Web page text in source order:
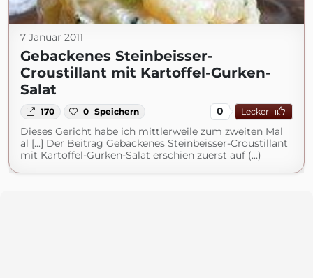
7 Januar 2011
Gebackenes Steinbeisser-
Croustillant mit Kartoffel-Gurken-
Salat
170 0 Speichern 0 Lecker
Dieses Gericht habe ich mittlerweile zum zweiten Mal
al [...] Der Beitrag Gebackenes Steinbeisser-Croustillant
mit Kartoffel-Gurken-Salat erschien zuerst auf (...)